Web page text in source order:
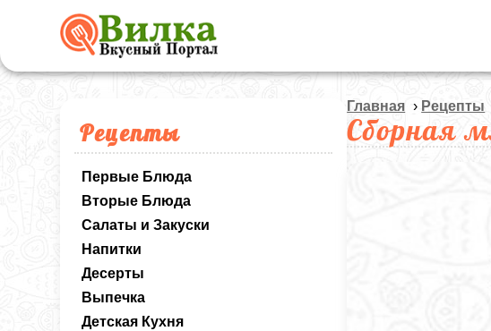
Рецепты
Первые Блюда
Вторые Блюда
Салаты и Закуски
Напитки
Десерты
Выпечка
Детская Кухня
Главная › Рецепты
Сборная